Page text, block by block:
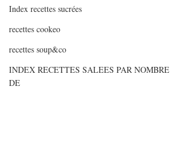
Index recettes sucrées
recettes cookeo
recettes soup&co
INDEX RECETTES SALEES PAR NOMBRE
DE